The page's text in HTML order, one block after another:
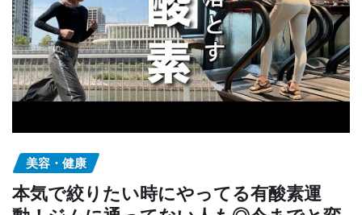
美容・健康
本気で絞りたい時にやってる有酸素運